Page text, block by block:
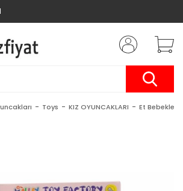
Toys KIZ OYUNCAKLARI Et Bebekler